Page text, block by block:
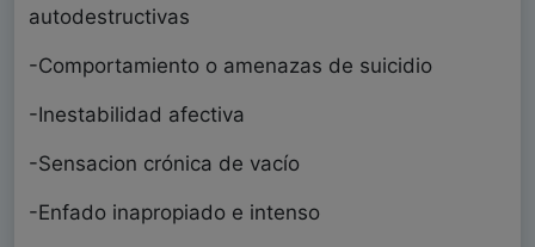
autodestructivas
-Comportamiento o amenazas de suicidio
-Inestabilidad afectiva
-Sensacion crónica de vacío
-Enfado inapropiado e intenso